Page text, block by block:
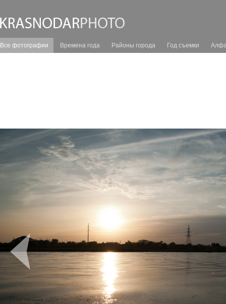
Все фотографии Времена года Районы города Год съемки